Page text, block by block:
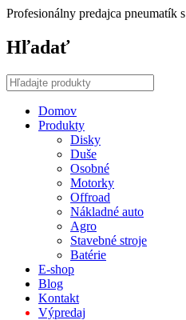
Profesionálny predajca pneumatík s
Hľadať
Domov
Produkty
Disky
Duše
Osobné
Motorky
Offroad
Nákladné auto
Agro
Stavebné stroje
Batérie
E-shop
Blog
Kontakt
Výpredaj